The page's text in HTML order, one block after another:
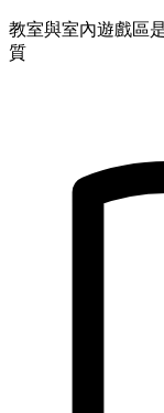
教室與室內遊戲區
質